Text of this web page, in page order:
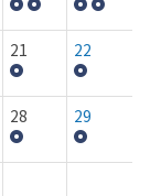
21 22
28 29